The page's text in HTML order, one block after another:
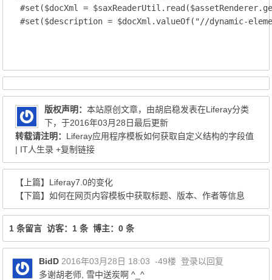
#set($docXml =
#set($description = $docXml.valueOf("//dynamic-
版权声明：本站原创文章，由胡启稳发表在Liferay分类
下，于2016年03月28日最后更新
转载请注明： Liferay应用程序模板如何获取自定义结构的字段值
| IT人生录 +复制链接
【上篇】 Liferay7.0的变化
【下篇】如何在网页内容模板中获取标题、版本、作者等信息
1 条留言 访客：1 条 博主：0 条
BidD 2016年03月28日 18:03 -49楼 登录以回复
多谢胡老师, 雪中送炭啊 ^_^